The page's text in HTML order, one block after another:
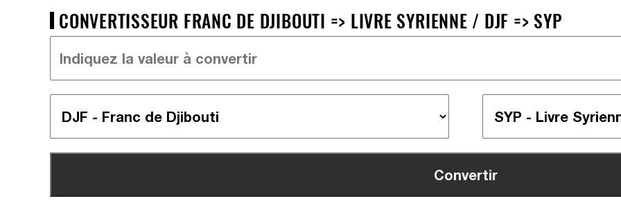
CONVERTISSEUR FRANC DE DJIBOUTI => LIVRE SYRIENNE / DJF => SYP